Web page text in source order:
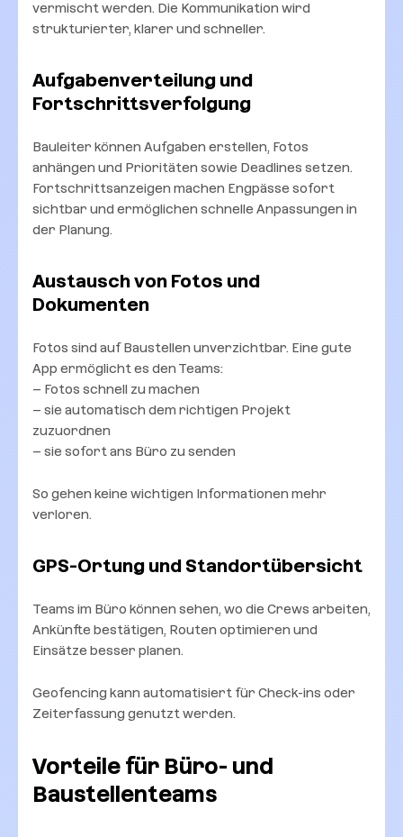
vermischt werden. Die Kommunikation wird
strukturierter, klarer und schneller.
Aufgabenverteilung und
Fortschrittsverfolgung
Bauleiter können Aufgaben erstellen, Fotos
anhängen und Prioritäten sowie Deadlines setzen.
Fortschrittsanzeigen machen Engpässe sofort
sichtbar und ermöglichen schnelle Anpassungen in
der Planung.
Austausch von Fotos und
Dokumenten
Fotos sind auf Baustellen unverzichtbar. Eine gute
App ermöglicht es den Teams:
– Fotos schnell zu machen
– sie automatisch dem richtigen Projekt
zuzuordnen
– sie sofort ans Büro zu senden
So gehen keine wichtigen Informationen mehr
verloren.
GPS-Ortung und Standortübersicht
Teams im Büro können sehen, wo die Crews arbeiten,
Ankünfte bestätigen, Routen optimieren und
Einsätze besser planen.
Geofencing kann automatisiert für Check-ins oder
Zeiterfassung genutzt werden.
Vorteile für Büro- und
Baustellenteams